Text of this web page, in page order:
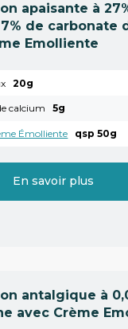
apaisante à
de carbonate
Emolliente
20g
calcium 5g
Émolliente qsp 50g
En savoir plus
antalgique à
avec Crème